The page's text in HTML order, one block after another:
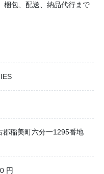
梱包、配送、納品代行まで
郡稲美町六分一1295番地
円